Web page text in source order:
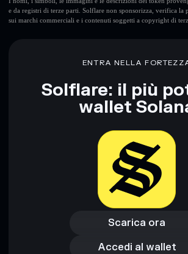
e da registri di terze parti. Solflare non sponsorizza, verifica la
sui marchi commerciali e i contenuti soggetti a copyright di
ENTRA NELLA
Solflare: il più
wallet
Scarica ora
Scarica ora
Accedi al wallet
Accedi al wallet